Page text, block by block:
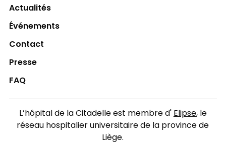
Actualités
Événements
Contact
Presse
FAQ
L’hôpital de la Citadelle est membre d'Elipse, le
réseau hospitalier universitaire de la province de
Liège.